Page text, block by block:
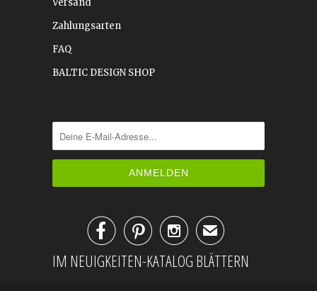
Versand
Zahlungsarten
FAQ
BALTIC DESIGN SHOP
✉
IM NEUIGKEITEN-KATALOG BLÄTTERN